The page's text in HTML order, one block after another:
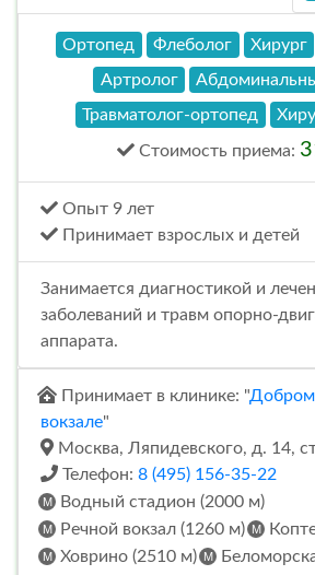
Ортопед Флеболог Хирург
Артролог
Травматолог-ортопед
Стоимость приема:
Опыт 9 лет
Принимает взрослых и детей
Занимается диагностикой и
заболеваний и травм опорно-
аппарата.
Принимает в клинике: "
вокзале"
Москва, Ляпидевского, д. 14,
Телефон: 8 (495) 156-35-22
Водный стадион (2000 м)
Речной вокзал (1260 м)
Ховрино (2510 м)